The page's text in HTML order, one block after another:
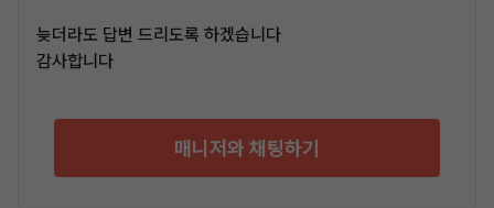
늦더라도 답변 드리도록 하겠습니다
감사합니다
매니저와 채팅하기